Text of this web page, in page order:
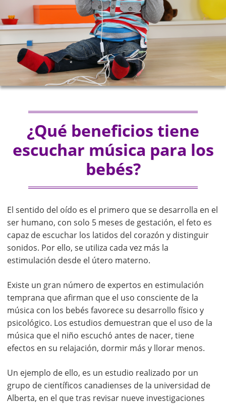
¿Qué beneficios tiene
escuchar música para los
bebés?
El sentido del oído es el primero que se desarrolla en el
ser humano, con solo 5 meses de gestación, el feto es
capaz de escuchar los latidos del corazón y distinguir
sonidos. Por ello, se utiliza cada vez más la
estimulación desde el útero materno.
Existe un gran número de expertos en estimulación
temprana que afirman que el uso consciente de la
música con los bebés favorece su desarrollo físico y
psicológico. Los estudios demuestran que el uso de la
música que el niño escuchó antes de nacer, tiene
efectos en su relajación, dormir más y llorar menos.
Un ejemplo de ello, es un estudio realizado por un
grupo de científicos canadienses de la universidad de
Alberta, en el que tras revisar nueve investigaciones